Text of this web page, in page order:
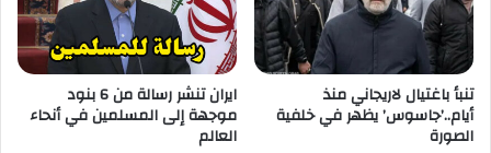
تنبأ باغتيال لاريجاني منذ
أيام..’جاسوس’ يظهر في خلفية
الصورة
ايران تنشر رسالة من 6 بنود
موجهة إلى المسلمين في أنحاء
العالم